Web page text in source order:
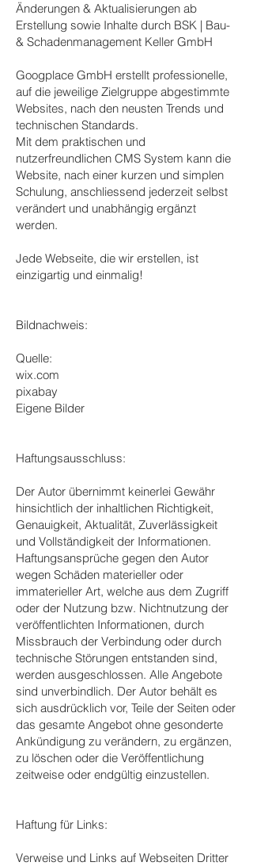
Änderungen & Aktualisierungen ab
Erstellung sowie Inhalte durch BSK | Bau-
& Schadenmanagement Keller GmbH
Googplace GmbH erstellt professionelle,
auf die jeweilige Zielgruppe abgestimmte
Websites, nach den neusten Trends und
technischen Standards.
Mit dem praktischen und
nutzerfreundlichen CMS System kann die
Website, nach einer kurzen und simplen
Schulung, anschliessend jederzeit selbst
verändert und unabhängig ergänzt
werden.
Jede Webseite, die wir erstellen, ist
einzigartig und einmalig!
Bildnachweis:
Quelle:
wix.com
pixabay
Eigene Bilder
Haftungsausschluss:
Der Autor übernimmt keinerlei Gewähr
hinsichtlich der inhaltlichen Richtigkeit,
Genauigkeit, Aktualität, Zuverlässigkeit
und Vollständigkeit der Informationen.
Haftungsansprüche gegen den Autor
wegen Schäden materieller oder
immaterieller Art, welche aus dem Zugriff
oder der Nutzung bzw. Nichtnutzung der
veröffentlichten Informationen, durch
Missbrauch der Verbindung oder durch
technische Störungen entstanden sind,
werden ausgeschlossen. Alle Angebote
sind unverbindlich. Der Autor behält es
sich ausdrücklich vor, Teile der Seiten oder
das gesamte Angebot ohne gesonderte
Ankündigung zu verändern, zu ergänzen,
zu löschen oder die Veröffentlichung
zeitweise oder endgültig einzustellen.
Haftung für Links:
Verweise und Links auf Webseiten Dritter